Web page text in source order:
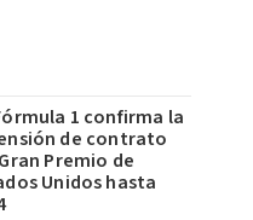
1 confirma la
de contrato
Premio de
Unidos hasta